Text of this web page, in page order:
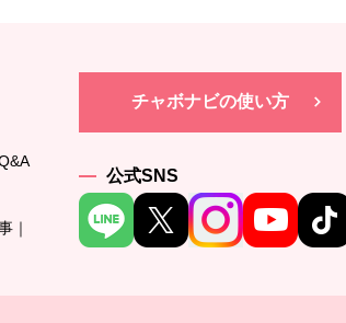
チャボナビの使い方
公式SNS